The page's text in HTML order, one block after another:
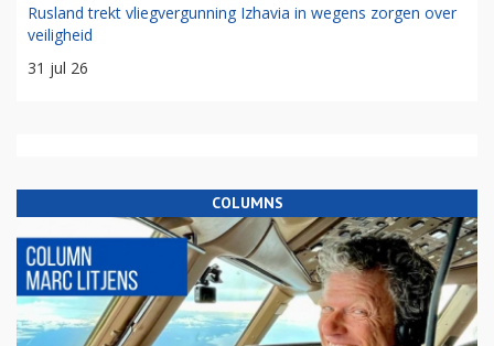
Rusland trekt vliegvergunning Izhavia in wegens zorgen over
veiligheid
31 jul 26
COLUMNS